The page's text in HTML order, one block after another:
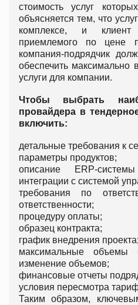
стоимость услуг
объясняется тем, что
комплексе, и клиент
приемлемого по цене
компания-подрядчик
обеспечить максимально
услуги для компании.
Чтобы выбрать
провайдера в
включить:
детальные требования к
параметры продуктов;
описание ERP-
интеграции с системой
требования по
ответственности;
процедуру оплаты;
образец контракта;
график внедрения проекта;
максимальные объемы
изменение объемов;
финансовые отчеты
условия пересмотра
Таким образом,